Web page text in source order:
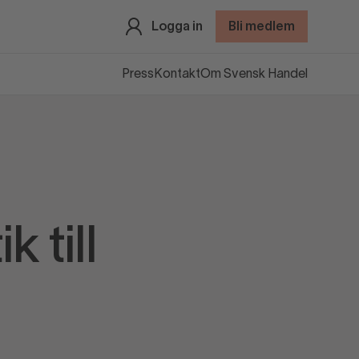
Logga in Bli medlem
Press KontaktOm Svensk Handel
till